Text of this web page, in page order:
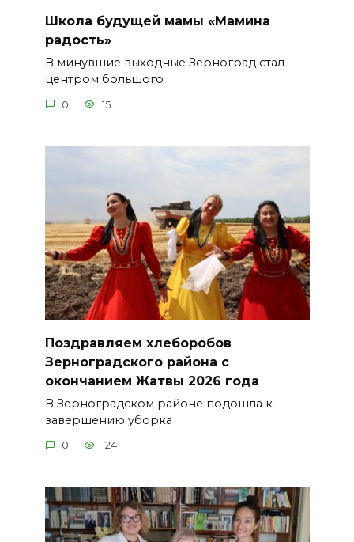
Школа будущей мамы «Мамина
радость»
В минувшие выходные Зерноград стал
центром большого
0 15
Поздравляем хлеборобов
Зерноградского района с
окончанием Жатвы 2026 года
В Зерноградском районе подошла к
завершению уборка
0 124